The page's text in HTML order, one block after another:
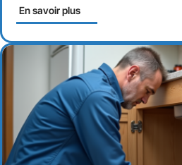
En savoir plus